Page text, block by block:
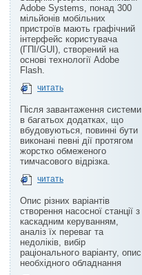
Adobe Systems, понад 300
мільйонів мобільних
пристроїв мають графічний
інтерфейс користувача
(ГПІ/GUI), створений на
основі технології Adobe
Flash.
читать
Після завантаження системи
в багатьох додатках, що
вбудовуються, повинні бути
виконані певні дії протягом
жорстко обмеженого
тимчасового відрізка.
читать
Опис різних варіантів
створення насосної станції з
каскадним керуванням,
аналіз їх переваг та
недоліків, вибір
раціонального варіанту, опис
необхідного обладнання